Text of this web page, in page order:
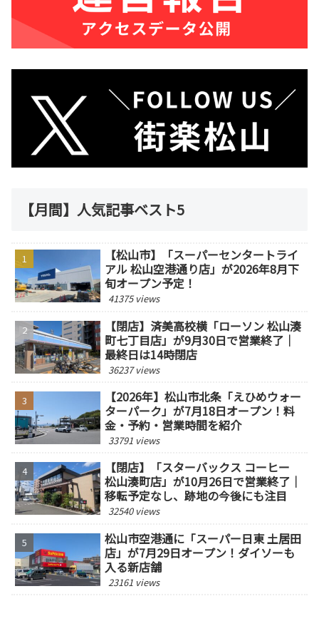
【月間】人気記事ベスト5
【松山市】「スーパーセンタートライ
アル 松山空港通り店」が2026年8月下
旬オープン予定！
41375 views
【閉店】済美高校横「ローソン 松山湊
町七丁目店」が9月30日で営業終了｜
最終日は14時閉店
36237 views
【2026年】松山市北条「えひめウォー
ターパーク」が7月18日オープン！料
金・予約・営業時間を紹介
33791 views
【閉店】「スターバックス コーヒー
松山湊町店」が10月26日で営業終了｜
移転予定なし、跡地の今後にも注目
32540 views
松山市空港通に「スーパー日東 土居田
店」が7月29日オープン！ダイソーも
入る新店舗
23161 views